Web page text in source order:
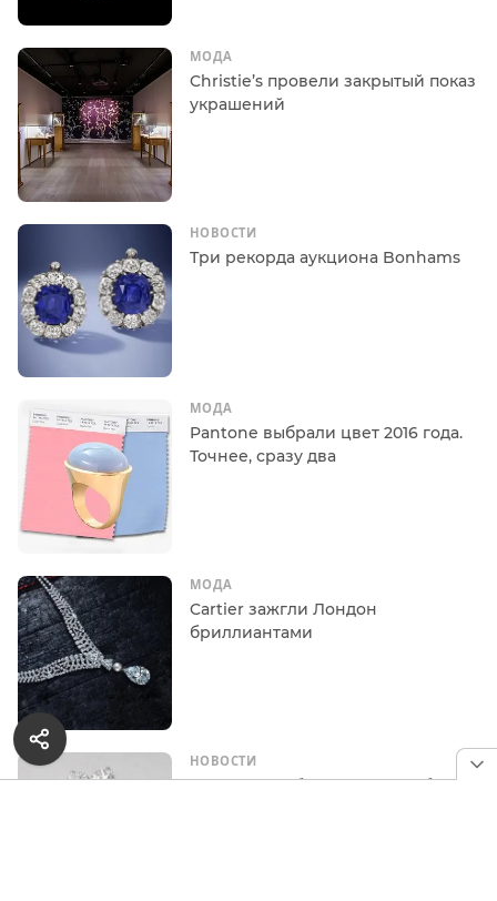
МОДА
Christie’s провели закрытый показ
украшений
НОВОСТИ
Три рекорда аукциона Bonhams
МОДА
Pantone выбрали цвет 2016 года.
Точнее, сразу два
МОДА
Cartier зажгли Лондон
бриллиантами
НОВОСТИ
15-каратный бирманский рубин